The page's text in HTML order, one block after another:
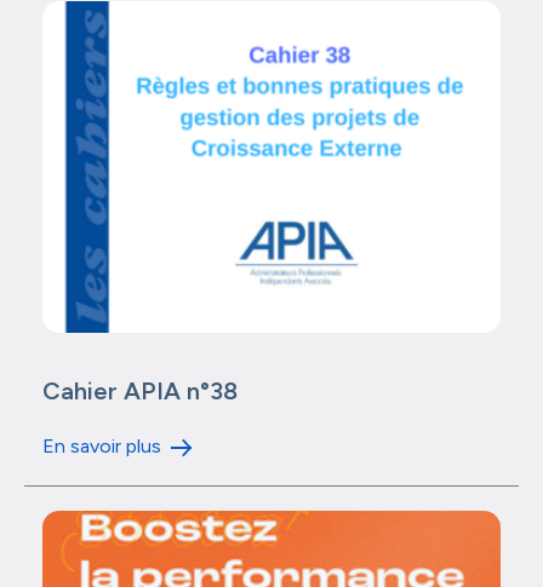
Cahier APIA n°38
En savoir plus